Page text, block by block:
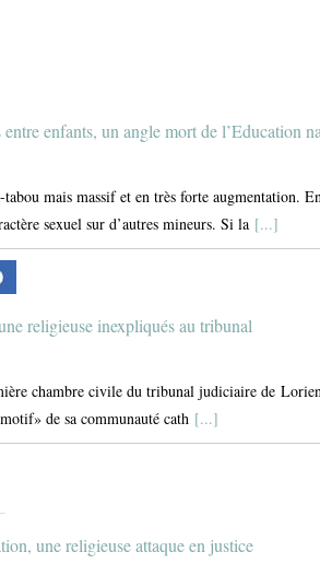
enfants, un angle mort de l’Education
tabou mais massif et en très forte augmentation.
sexuel sur d’autres mineurs. Si la [...]
religieuse inexpliqués au tribunal
chambre civile du tribunal judiciaire de
de sa communauté cath [...]
une religieuse attaque en justice